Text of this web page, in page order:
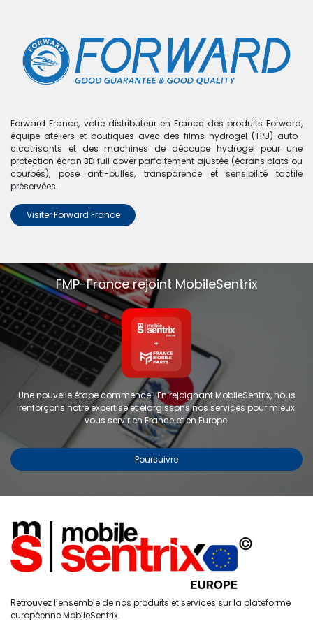
Étiquettes
Accueil Recherche
0
Compte
Boutique 0 articles trouvés.
Nous n'avons trouvé aucun
produit !
Aucun produit défini dans la catégorieTab A 2019 8" -
T290
Forward France, votre distributeur en France des produits Forward,
équipe ateliers et boutiques avec des films hydrogel (TPU) auto-
cicatrisants et des machines de découpe hydrogel pour une
protection écran 3D full cover parfaitement ajustée (écrans plats ou
courbés), pose anti-bulles, transparence et sensibilité tactile
préservées.
Visiter Forward France
FMP-France rejoint MobileSentrix
Une nouvelle étape commence ! En rejoignant MobileSentrix, nous
renforçons notre expertise et élargissons nos services pour mieux
vous servir en France et en Europe.
Poursuivre
Retrouvez l’ensemble de nos produits et services sur la plateforme
européenne MobileSentrix.
Copyright © 2024 FMP-France. Tous droits réservés